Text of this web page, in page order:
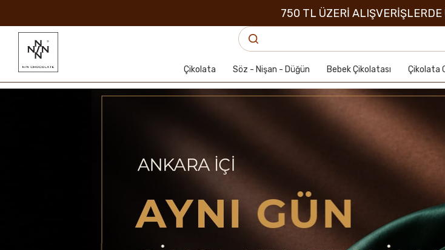
750 TL ÜZERİ ALIŞVERİŞLERDE
Çikolata Söz - Nişan - Düğün Bebek Çikolatası Çikolata